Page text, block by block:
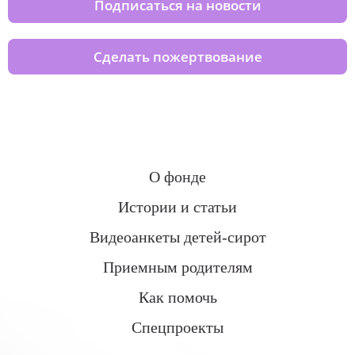
Подписаться на новости
Сделать пожертвование
О фонде
Истории и статьи
Видеоанкеты детей-сирот
Приемным родителям
Как помочь
Спецпроекты